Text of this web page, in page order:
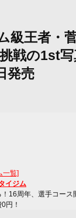
級王者・
戦の1st写
発売
一覧]
イジム
16周年、選手コース
円！